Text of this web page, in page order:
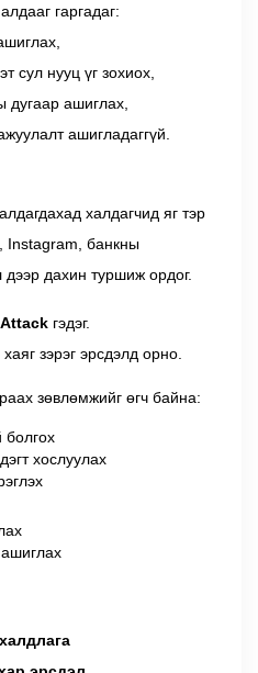
гаргадаг:
сул нууц үг зохиох,
дугаар ашиглах,
ашигладаггүй.
халдагчид яг тэр
Instagram, банкны
дахин туршиж ордог.
гэдэг.
зэрэг эрсдэлд орно.
зөвлөмжийг өгч байна:
болгох
хослуулах